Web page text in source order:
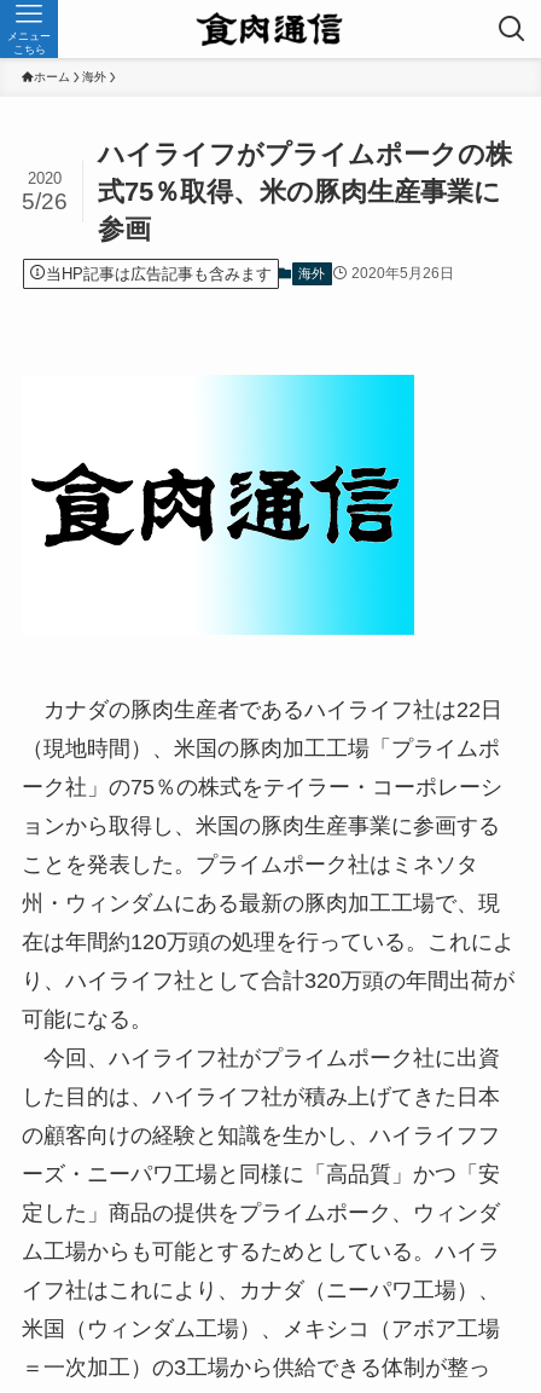
メニュー
こちら
ホーム 海外
ハイライフがプライムポークの株
式75％取得、米の豚肉生産事業に
参画
2020
5/26
当HP記事は広告記事も含みます 海外 2020年5月26日
カナダの豚肉生産者であるハイライフ社は22日
（現地時間）、米国の豚肉加工工場「プライムポ
ーク社」の75％の株式をテイラー・コーポレーシ
ョンから取得し、米国の豚肉生産事業に参画する
ことを発表した。プライムポーク社はミネソタ
州・ウィンダムにある最新の豚肉加工工場で、現
在は年間約120万頭の処理を行っている。これによ
り、ハイライフ社として合計320万頭の年間出荷が
可能になる。
今回、ハイライフ社がプライムポーク社に出資
した目的は、ハイライフ社が積み上げてきた日本
の顧客向けの経験と知識を生かし、ハイライフフ
ーズ・ニーパワ工場と同様に「高品質」かつ「安
定した」商品の提供をプライムポーク、ウィンダ
ム工場からも可能とするためとしている。ハイラ
イフ社はこれにより、カナダ（ニーパワ工場）、
米国（ウィンダム工場）、メキシコ（アボア工場
＝一次加工）の3工場から供給できる体制が整っ